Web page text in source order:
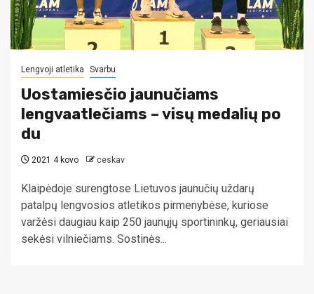
Lengvoji atletika Svarbu
Uostamiesčio jaunučiams
lengvaatlečiams – visų medalių po
du
2021 4 kovo ceskav
Klaipėdoje surengtose Lietuvos jaunučių uždarų
patalpų lengvosios atletikos pirmenybėse, kuriose
varžėsi daugiau kaip 250 jaunųjų sportininkų, geriausiai
sekėsi vilniečiams. Sostinės...